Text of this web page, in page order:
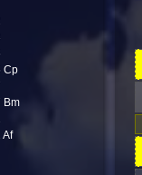
Cp
Bm
Af